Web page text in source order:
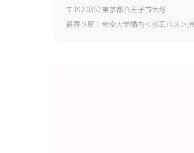
〒 192-0352東京都八王子市大塚
最寄り駅： 帝京大学構内＜京王バス＞,